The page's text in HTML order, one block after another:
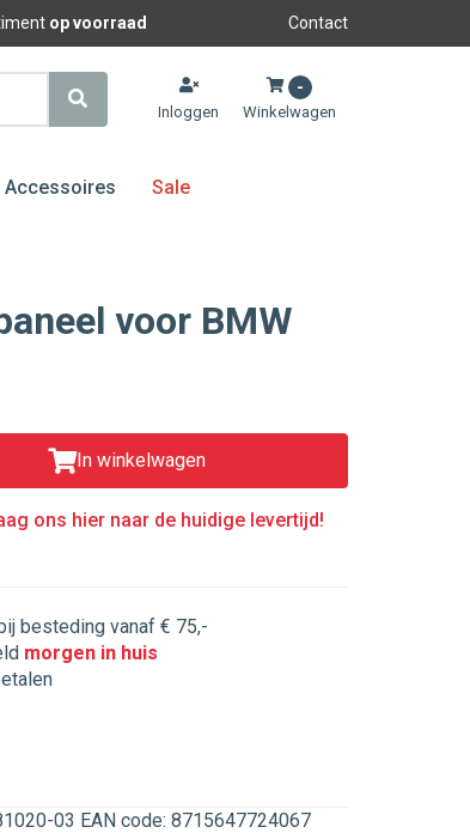
op voorraad Contact
Inloggen
-
Winkelwagen
Accessoires Sale
voor BMW
In winkelwagen
ons hier naar de huidige levertijd!
besteding vanaf € 75,-
morgen in huis
03 EAN code: 8715647724067